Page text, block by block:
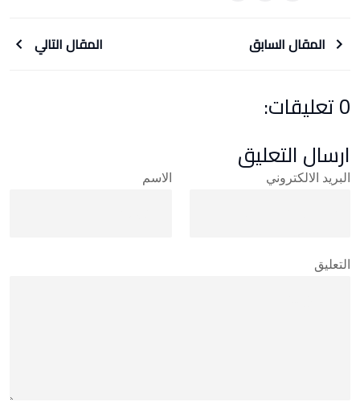
المقال السابق المقال التالي
0 تعليقات:
ارسال التعليق
الاسم البريد الالكتروني
التعليق